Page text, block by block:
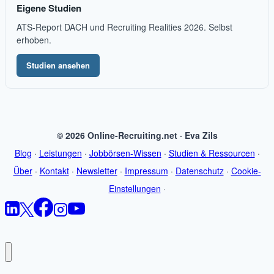
Eigene Studien
ATS-Report DACH und Recruiting Realities 2026. Selbst
erhoben.
Studien ansehen
© 2026 Online-Recruiting.net · Eva Zils
Blog · Leistungen · Jobbörsen-Wissen · Studien & Ressourcen ·
Über· Kontakt· Newsletter· Impressum · Datenschutz· Cookie-
Einstellungen ·